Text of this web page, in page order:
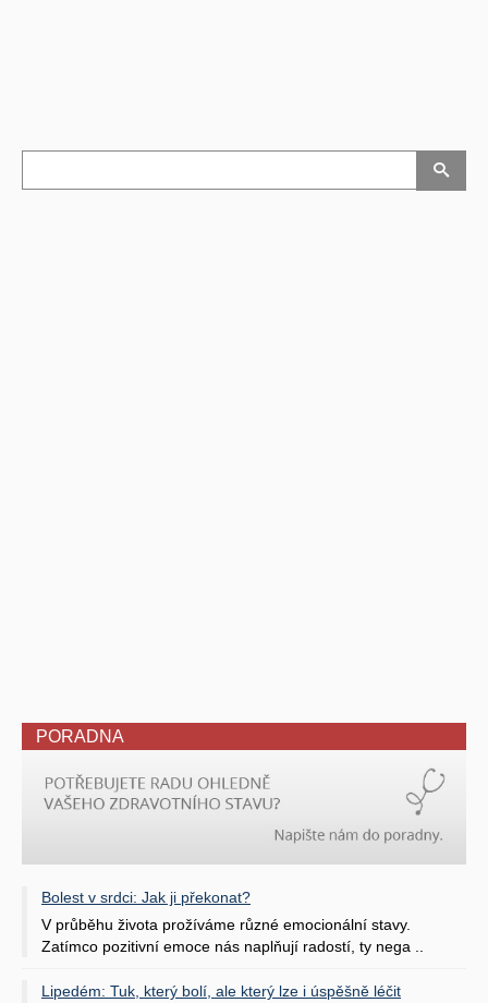
PORADNA
Bolest v srdci: Jak ji překonat?
V průběhu života prožíváme různé emocionální stavy.
Zatímco pozitivní emoce nás naplňují radostí, ty nega ..
Lipedém: Tuk, který bolí, ale který lze i úspěšně léčit